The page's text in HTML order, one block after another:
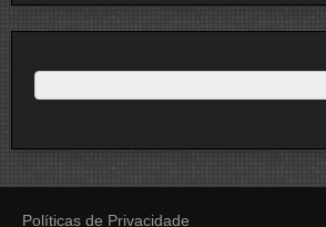
Políticas de Privacidade